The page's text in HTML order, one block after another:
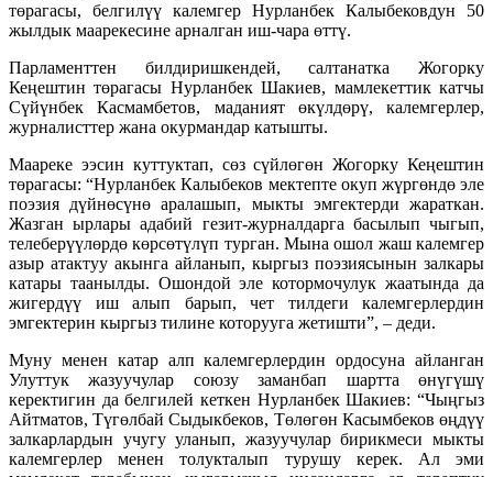
төрагасы, белгилүү калемгер Нурланбек Калыбековдун 50
жылдык маарекесине арналган иш-чара өттү.
Парламенттен билдиришкендей, салтанатка Жогорку
Кеңештин төрагасы Нурланбек Шакиев, мамлекеттик катчы
Сүйүнбек Касмамбетов, маданият өкүлдөрү, калемгерлер,
журналисттер жана окурмандар катышты.
Маареке ээсин куттуктап, сөз сүйлөгөн Жогорку Кеңештин
төрагасы: “Нурланбек Калыбеков мектепте окуп жүргөндө эле
поэзия дүйнөсүнө аралашып, мыкты эмгектерди жараткан.
Жазган ырлары адабий гезит-журналдарга басылып чыгып,
телеберүүлөрдө көрсөтүлүп турган. Мына ошол жаш калемгер
азыр атактуу акынга айланып, кыргыз поэзиясынын залкары
катары таанылды. Ошондой эле котормочулук жаатында да
жигердүү иш алып барып, чет тилдеги калемгерлердин
эмгектерин кыргыз тилине которууга жетишти”, – деди.
Муну менен катар алп калемгерлердин ордосуна айланган
Улуттук жазуучулар союзу заманбап шартта өнүгүшү
керектигин да белгилей кеткен Нурланбек Шакиев: “Чыңгыз
Айтматов, Түгөлбай Сыдыкбеков, Төлөгөн Касымбеков өңдүү
залкарлардын учугу уланып, жазуучулар бирикмеси мыкты
калемгерлер менен толукталып турушу керек. Ал эми